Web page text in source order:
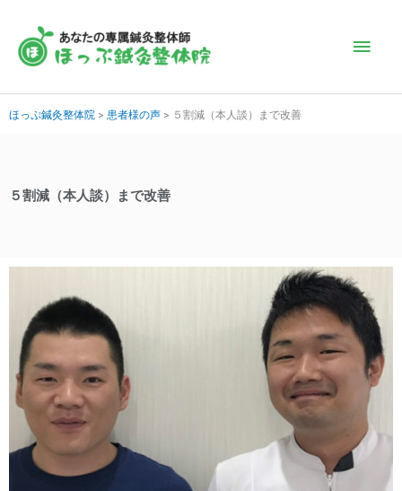
キ
ッ
ー
ほっぷ鍼灸整体院 > 患者様の声 > ５割減（本人談）まで改善
５割減（本人談）まで改善